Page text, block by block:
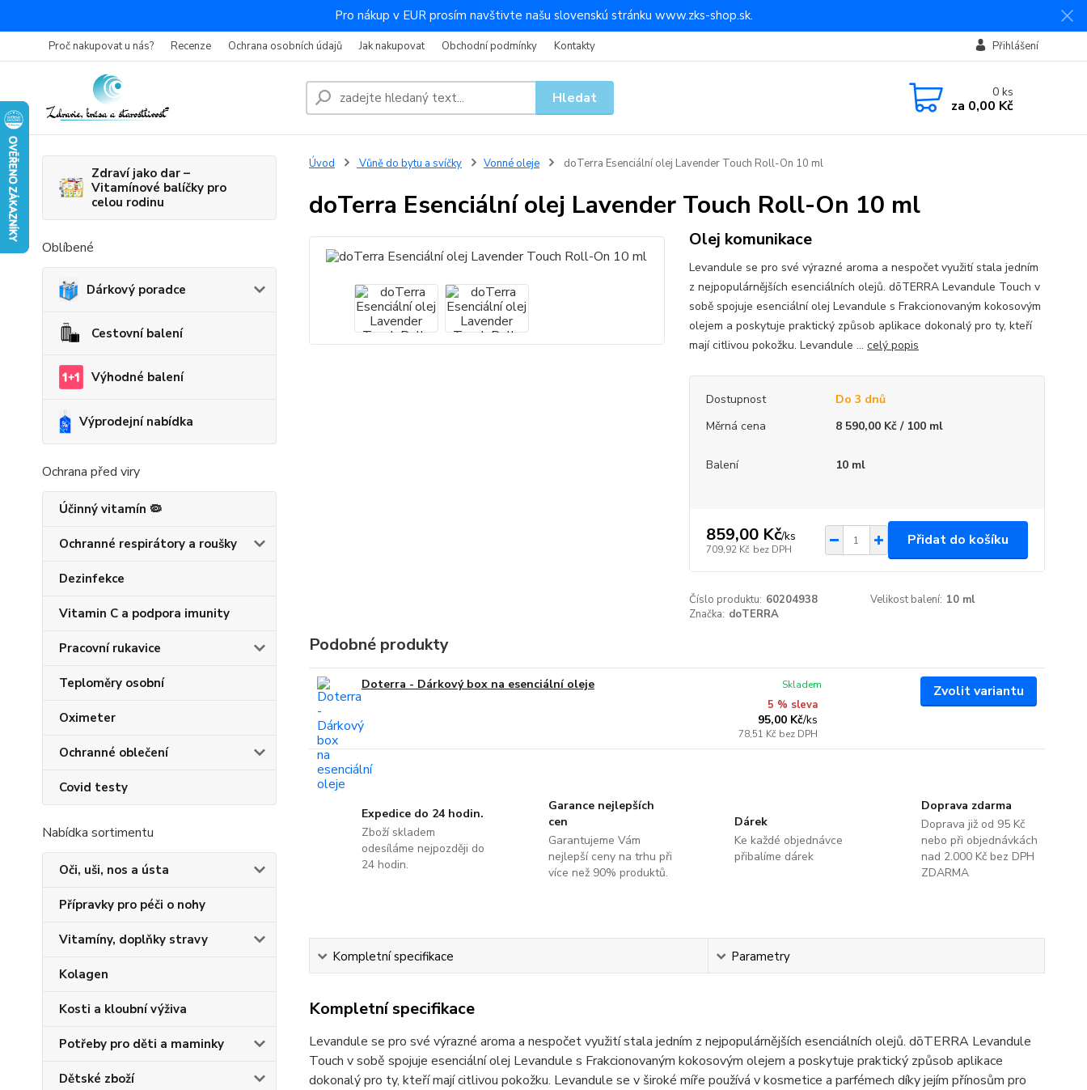
Pro nákup v EUR prosím navštivte našu slovenskú stránku www.zks-shop.sk.
Proč nakupovat u nás? Recenze Ochrana osobních údajů Jak nakupovat Obchodní podmínky Kontakty Přihlášení
Hledat 0ks
za 0,00 Kč
Zdraví jako dar –
Vitamínové balíčky pro
celou rodinu
Oblíbené
Dárkový poradce
Cestovní balení
Výhodné balení
Výprodejní nabídka
Ochrana před viry
Účinný vitamín 🦠
Ochranné respirátory a roušky
Dezinfekce
Vitamin C a podpora imunity
Pracovní rukavice
Teploměry osobní
Oximeter
Ochranné oblečení
Covid testy
Nabídka sortimentu
Oči, uši, nos a ústa
Přípravky pro péči o nohy
Vitamíny, doplňky stravy
Kolagen
Kosti a kloubní výživa
Potřeby pro děti a maminky
Dětské zboží
Úvod Vůně do bytu a svíčky Vonné oleje doTerra Esenciální olej Lavender Touch Roll-On 10 ml
doTerra Esenciální olej Lavender Touch Roll-On 10 ml
Olej komunikace
Levandule se pro své výrazné aroma a nespočet využití stala jedním
z nejpopulárnějších esenciálních olejů. dōTERRA Levandule Touch v
sobě spojuje esenciální olej Levandule s Frakcionovaným kokosovým
olejem a poskytuje praktický způsob aplikace dokonalý pro ty, kteří
mají citlivou pokožku. Levandule ... celý popis
Dostupnost
Do 3 dnů
Měrná cena
8 590,00 Kč / 100 ml
Balení 10 ml
859,00 Kč/ks
709,92 Kč bez DPH
Přidat do košíku
Číslo produktu: 60204938 Velikost balení: 10 ml
Značka: doTERRA
Podobné produkty
Doterra - Dárkový box na esenciální oleje
5 % sleva
95,00 Kč/ks
78,51 Kč bez DPH
Skladem Zvolit variantu
Expedice do 24 hodin.
Zboží skladem
odesíláme nejpozději do
24 hodin.
Garance nejlepších
cen
Garantujeme Vám
nejlepší ceny na trhu při
více než 90% produktů.
Dárek
Ke každé objednávce
přibalíme dárek
Doprava zdarma
Doprava již od 95 Kč
nebo při objednávkách
nad 2.000 Kč bez DPH
ZDARMA
Kompletní specifikace Parametry
Kompletní specifikace
Levandule se pro své výrazné aroma a nespočet využití stala jedním z nejpopulárnějších esenciálních olejů. dōTERRA Levandule
Touch v sobě spojuje esenciální olej Levandule s Frakcionovaným kokosovým olejem a poskytuje praktický způsob aplikace
dokonalý pro ty, kteří mají citlivou pokožku. Levandule se v široké míře používá v kosmetice a parfémech díky jejím přínosům pro